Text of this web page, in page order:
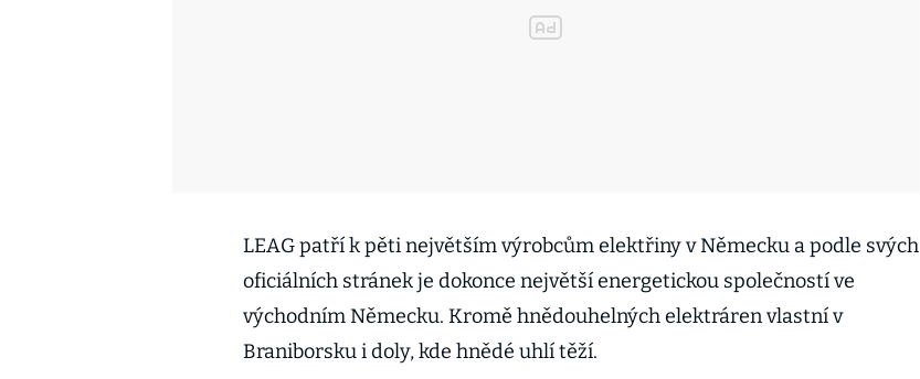
LEAG patří k pěti největším výrobcům elektřiny v Německu a podle svých
oficiálních stránek je dokonce největší energetickou společností ve
východním Německu. Kromě hnědouhelných elektráren vlastní v
Braniborsku i doly, kde hnědé uhlí těží.